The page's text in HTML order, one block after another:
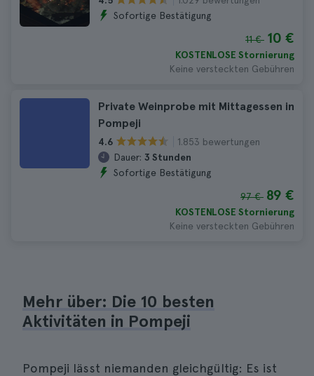
Sofortige Bestätigung
11 € 10 €
KOSTENLOSE Stornierung
Keine versteckten Gebühren
Private Weinprobe mit Mittagessen in
Pompeji
4.6
1.853 bewertungen
Dauer: 3 Stunden
Sofortige Bestätigung
97 € 89 €
KOSTENLOSE Stornierung
Keine versteckten Gebühren
Mehr über: Die 10 besten
Aktivitäten in Pompeji
Pompeji lässt niemanden gleichgültig: Es ist